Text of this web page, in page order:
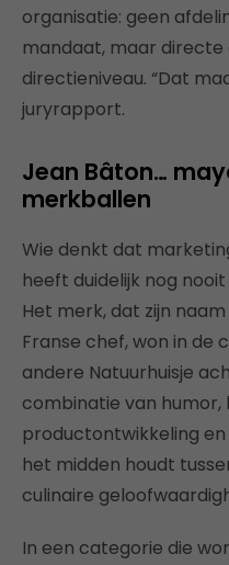
organisatie: geen
mandaat, maar directe
directieniveau. “Dat
juryrapport.
Jean Bâton…
merkballen
Wie denkt dat
heeft duidelijk nog
Het merk, dat zijn
Franse chef, won in de
andere Natuurhuisje
combinatie van humor,
productontwikkeling
het midden houdt
culinaire
In een categorie die